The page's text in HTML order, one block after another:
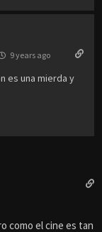
9 years ago
es una mierda y
como el cine es tan